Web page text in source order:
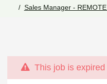
Sales Manager -
This job is expired